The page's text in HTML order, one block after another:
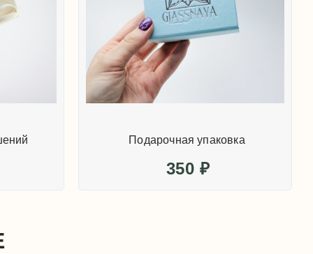
Подарочная упаковка
350 ₽